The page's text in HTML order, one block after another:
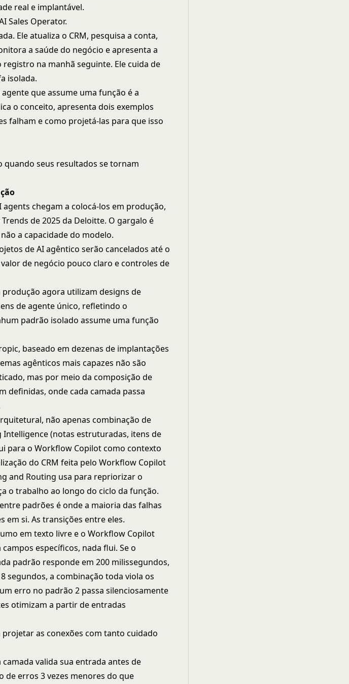
real e implantável.
Sales Operator.
Ele atualiza o CRM, pesquisa a conta,
a saúde do negócio e apresenta a
na manhã seguinte. Ele cuida de
isolada.
que assume uma função é a
o conceito, apresenta dois exemplos
falham e como projetá-las para que isso
quando seus resultados se tornam
chegam a colocá-los em produção,
de 2025 da Deloitte. O gargalo é
a capacidade do modelo.
de AI agêntico serão cancelados até o
de negócio pouco claro e controles de
agora utilizam designs de
de agente único, refletindo o
padrão isolado assume uma função
baseado em dezenas de implantações
agênticos mais capazes não são
mas por meio da composição de
definidas, onde cada camada passa
não apenas combinação de
(notas estruturadas, itens de
para o Workflow Copilot como contexto
do CRM feita pelo Workflow Copilot
and Routing usa para repriorizar o
o trabalho ao longo do ciclo da função.
padrões é onde a maioria das falhas
em si. As transições entre eles.
em texto livre e o Workflow Copilot
específicos, nada flui. Se o
padrão responde em 200 milissegundos,
segundos, a combinação toda viola os
erro no padrão 2 passa silenciosamente
otimizam a partir de entradas
as conexões com tanto cuidado
valida sua entrada antes de
de erros 3 vezes menores do que